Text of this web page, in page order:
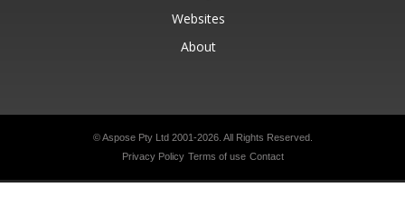
Websites
About
© Aspose Pty Ltd 2001-2026. All Rights Reserved.
Privacy Policy Terms of use Contact